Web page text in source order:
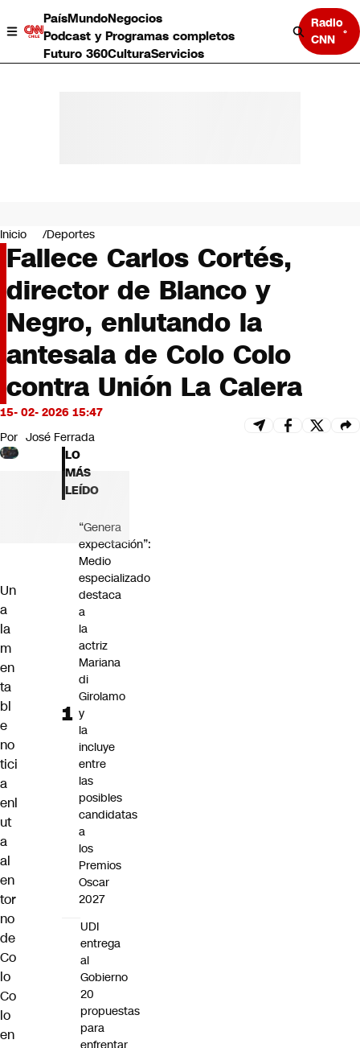
PaísMundoNegocios
Podcast y Programas completos
Futuro 360CulturaServicios
Radio
CNN
Negocios
Deportes
Programas completos
Cultura
Servicios
Bits
CNN Data
CNN tiempo
Futuro 360
Opinión
Inicio Deportes
Fallece Carlos Cortés,
director de Blanco y
Negro, enlutando la
antesala de Colo Colo
contra Unión La Calera
15- 02- 2026 15:47
Por José Ferrada
Un
a
la
m
en
ta
bl
e
no
tici
a
enl
ut
a
al
en
tor
no
de
Co
lo
Co
lo
en
LO
MÁS
LEÍDO
“Genera
expectación”:
Medio
especializado
destaca
a
la
actriz
Mariana
di
Girolamo
y
la
incluye
entre
las
posibles
candidatas
a
los
Premios
Oscar
2027
UDI
entrega
al
Gobierno
20
propuestas
para
enfrentar